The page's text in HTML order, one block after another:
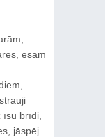
esam
brīdi,
jāspēj